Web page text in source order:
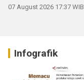
07 August 2026 17:37 WIB
Infografik